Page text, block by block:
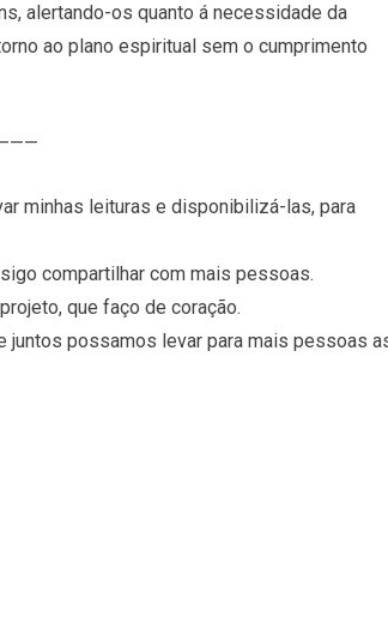
alertando-os quanto á necessidade da
ao plano espiritual sem o cumprimento
minhas leituras e disponibilizá-las, para
compartilhar com mais pessoas.
que faço de coração.
juntos possamos levar para mais pessoas